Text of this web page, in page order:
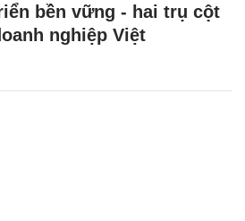
bền vững - hai trụ cột
nghiệp Việt